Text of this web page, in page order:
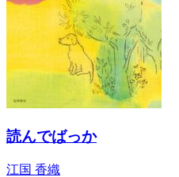
読んでばっか
江国 香織